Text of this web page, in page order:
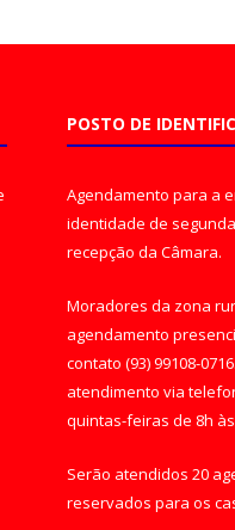
POSTO DE
Agendamento para a
identidade de
recepção da Câmara.
Moradores da zona
agendamento
contato (93) 99108-
atendimento via
quintas-feiras de 8h
Serão atendidos 20
reservados para os